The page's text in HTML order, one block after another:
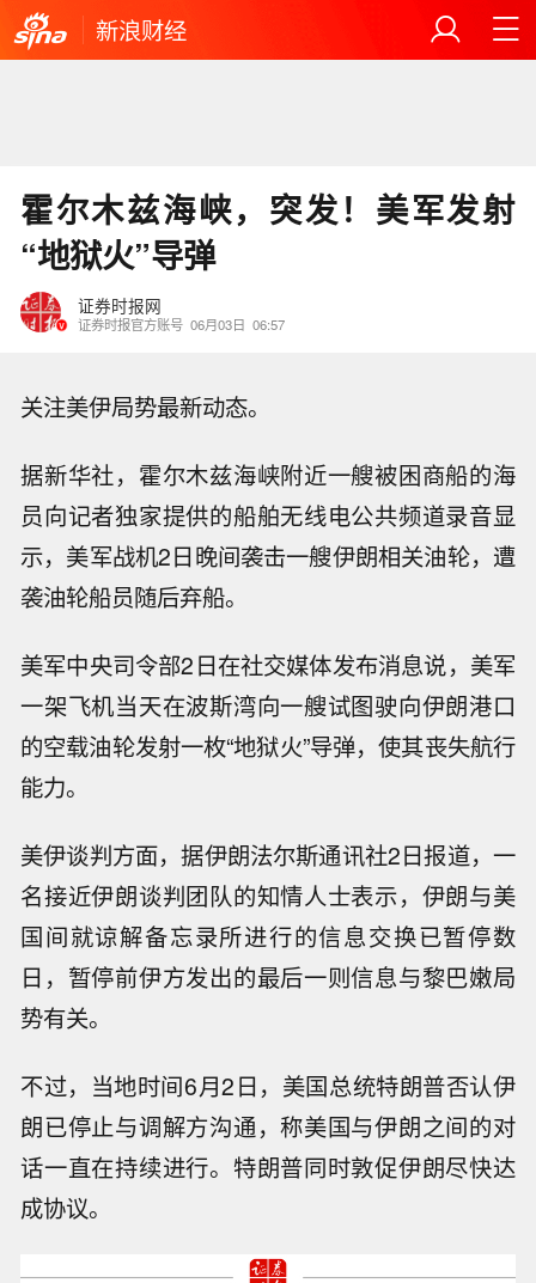
新浪财经
霍尔木兹海峡，突发！美军发射
“地狱火”导弹
证券时报网
证券时报官方账号 06月03日 06:57
关注美伊局势最新动态。
据新华社，霍尔木兹海峡附近一艘被困商船的海
员向记者独家提供的船舶无线电公共频道录音显
示，美军战机2日晚间袭击一艘伊朗相关油轮，遭
袭油轮船员随后弃船。
美军中央司令部2日在社交媒体发布消息说，美军
一架飞机当天在波斯湾向一艘试图驶向伊朗港口
的空载油轮发射一枚“地狱火”导弹，使其丧失航行
能力。
美伊谈判方面，据伊朗法尔斯通讯社2日报道，一
名接近伊朗谈判团队的知情人士表示，伊朗与美
国间就谅解备忘录所进行的信息交换已暂停数
日，暂停前伊方发出的最后一则信息与黎巴嫩局
势有关。
不过，当地时间6月2日，美国总统特朗普否认伊
朗已停止与调解方沟通，称美国与伊朗之间的对
话一直在持续进行。特朗普同时敦促伊朗尽快达
成协议。